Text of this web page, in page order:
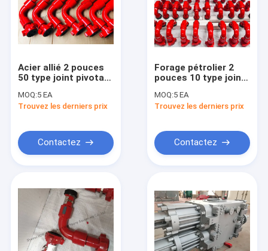
Acier allié 2 pouces
50 type joint pivotant
5000 PSI API 16C
Standard pour le
MOQ:5 EA
Trouvez les derniers prix
Contactez
Forage pétrolier 2
pouces 10 type joint
16C standard et 5000
PSI pression de
MOQ:5 EA
Trouvez les derniers prix
Contactez